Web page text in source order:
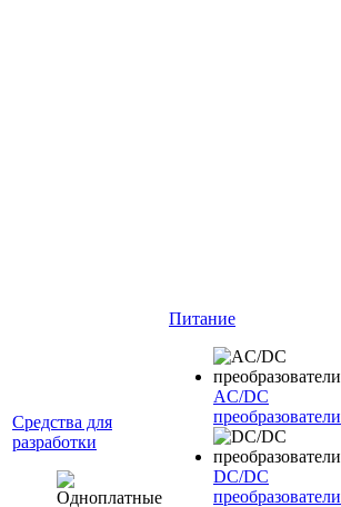
Средства для
разработки
Питание
AC/DC
преобразователи
DC/DC
преобразователи